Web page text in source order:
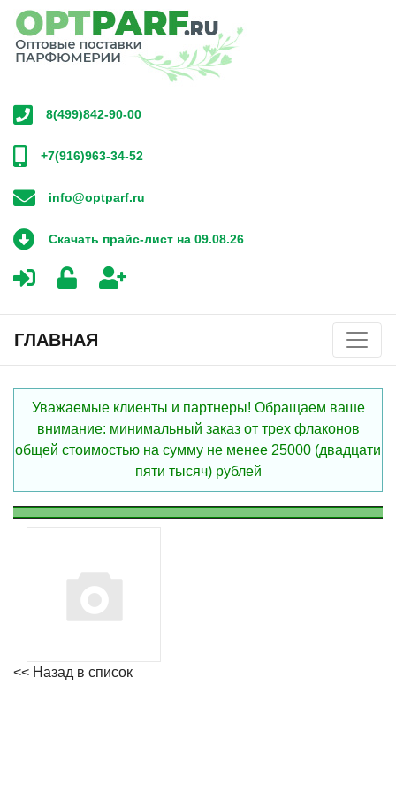
8(499)842-90-00
+7(916)963-34-52
info@optparf.ru
Скачать прайс-лист на 09.08.26
ГЛАВНАЯ
Уважаемые клиенты и партнеры! Обращаем ваше
внимание: минимальный заказ от трех флаконов
общей стоимостью на сумму не менее 25000 (двадцати
пяти тысяч) рублей
<< Назад в список